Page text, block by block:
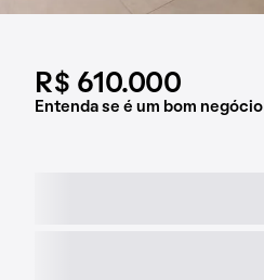
R$ 610.000
Entenda se é um bom negócio